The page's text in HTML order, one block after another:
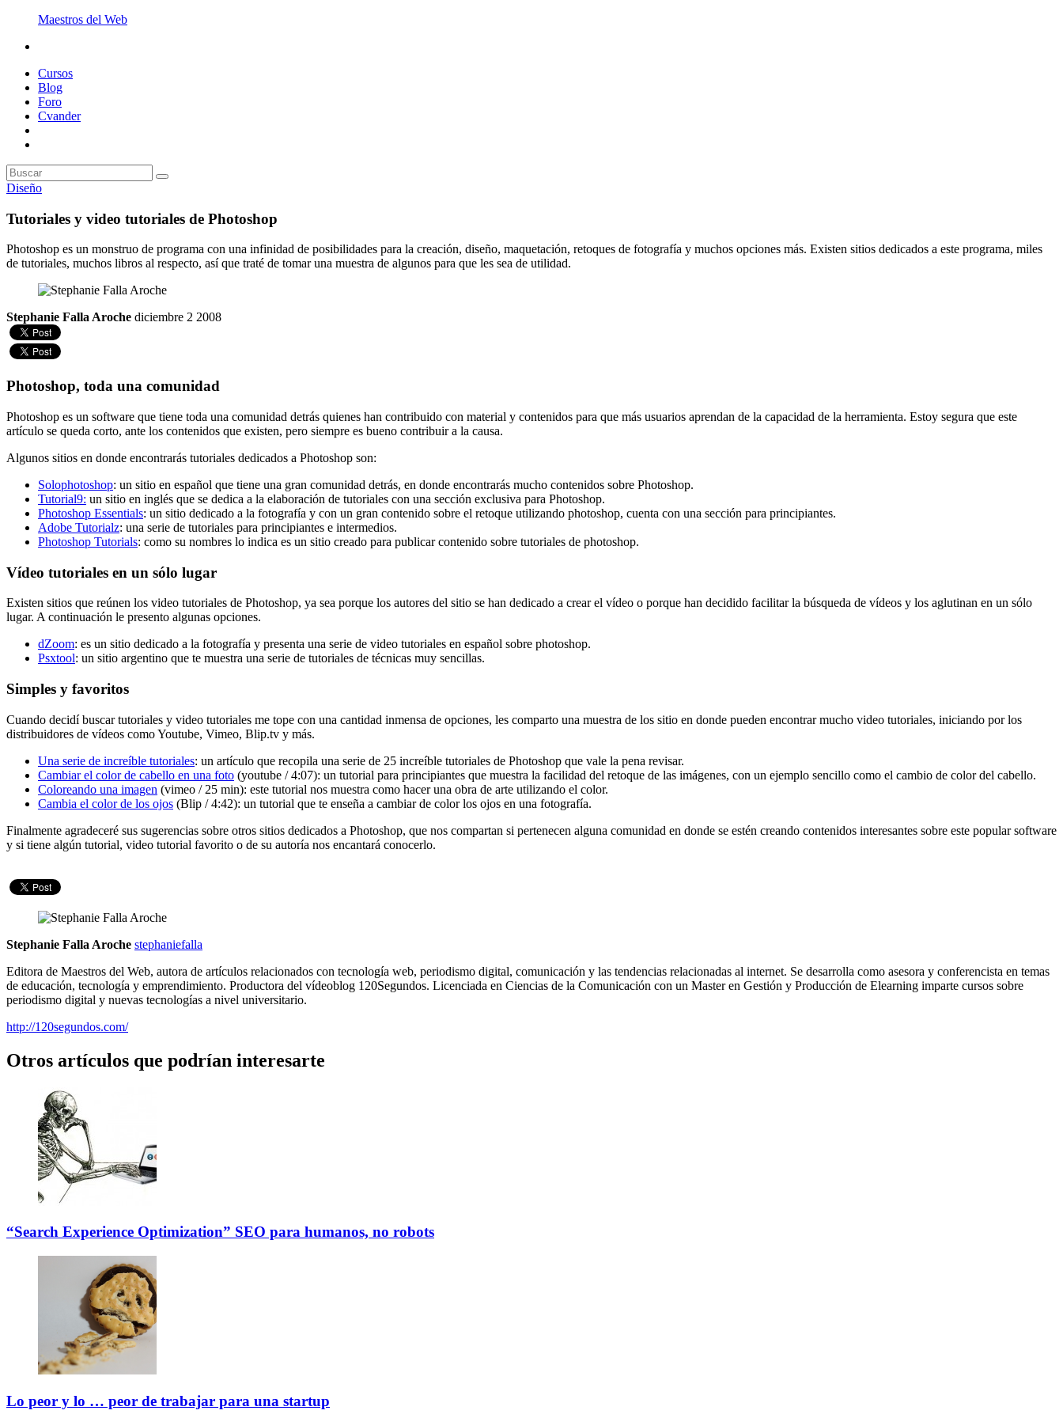
Maestros del Web
Cursos
Blog
Foro
Cvander
Diseño
Tutoriales y video tutoriales de Photoshop
Photoshop es un monstruo de programa con una infinidad de posibilidades para la creación, diseño, maquetación, retoques de fotografía y muchos opciones más. Existen sitios dedicados a este programa, miles
de tutoriales, muchos libros al respecto, así que traté de tomar una muestra de algunos para que les sea de utilidad.
Stephanie Falla Aroche diciembre 2 2008
Photoshop, toda una comunidad
Photoshop es un software que tiene toda una comunidad detrás quienes han contribuido con material y contenidos para que más usuarios aprendan de la capacidad de la herramienta. Estoy segura que este
artículo se queda corto, ante los contenidos que existen, pero siempre es bueno contribuir a la causa.
Algunos sitios en donde encontrarás tutoriales dedicados a Photoshop son:
Solophotoshop: un sitio en español que tiene una gran comunidad detrás, en donde encontrarás mucho contenidos sobre Photoshop.
Tutorial9: un sitio en inglés que se dedica a la elaboración de tutoriales con una sección exclusiva para Photoshop.
Photoshop Essentials: un sitio dedicado a la fotografía y con un gran contenido sobre el retoque utilizando photoshop, cuenta con una sección para principiantes.
Adobe Tutorialz: una serie de tutoriales para principiantes e intermedios.
Photoshop Tutorials: como su nombres lo indica es un sitio creado para publicar contenido sobre tutoriales de photoshop.
Vídeo tutoriales en un sólo lugar
Existen sitios que reúnen los video tutoriales de Photoshop, ya sea porque los autores del sitio se han dedicado a crear el vídeo o porque han decidido facilitar la búsqueda de vídeos y los aglutinan en un sólo
lugar. A continuación le presento algunas opciones.
dZoom: es un sitio dedicado a la fotografía y presenta una serie de video tutoriales en español sobre photoshop.
Psxtool: un sitio argentino que te muestra una serie de tutoriales de técnicas muy sencillas.
Simples y favoritos
Cuando decidí buscar tutoriales y video tutoriales me tope con una cantidad inmensa de opciones, les comparto una muestra de los sitio en donde pueden encontrar mucho video tutoriales, iniciando por los
distribuidores de vídeos como Youtube, Vimeo, Blip.tv y más.
Una serie de increíble tutoriales: un artículo que recopila una serie de 25 increíble tutoriales de Photoshop que vale la pena revisar.
Cambiar el color de cabello en una foto (youtube / 4:07): un tutorial para principiantes que muestra la facilidad del retoque de las imágenes, con un ejemplo sencillo como el cambio de color del cabello.
Coloreando una imagen (vimeo / 25 min): este tutorial nos muestra como hacer una obra de arte utilizando el color.
Cambia el color de los ojos (Blip / 4:42): un tutorial que te enseña a cambiar de color los ojos en una fotografía.
Finalmente agradeceré sus sugerencias sobre otros sitios dedicados a Photoshop, que nos compartan si pertenecen alguna comunidad en donde se estén creando contenidos interesantes sobre este popular software
y si tiene algún tutorial, video tutorial favorito o de su autoría nos encantará conocerlo.
Stephanie Falla Aroche stephaniefalla
Editora de Maestros del Web, autora de artículos relacionados con tecnología web, periodismo digital, comunicación y las tendencias relacionadas al internet. Se desarrolla como asesora y conferencista en temas
de educación, tecnología y emprendimiento. Productora del vídeoblog 120Segundos. Licenciada en Ciencias de la Comunicación con un Master en Gestión y Producción de Elearning imparte cursos sobre
periodismo digital y nuevas tecnologías a nivel universitario.
http://120segundos.com/
Otros artículos que podrían interesarte
“Search Experience Optimization” SEO para humanos, no robots
Lo peor y lo … peor de trabajar para una startup